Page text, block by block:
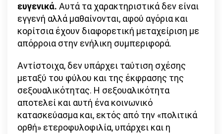
ευγενικά. Αυτά τα χαρακτηριστικά δεν είναι
εγγενή αλλά μαθαίνονται, αφού αγόρια και
κορίτσια έχουν διαφορετική μεταχείριση με
απόρροια στην ενήλικη συμπεριφορά.
Αντίστοιχα, δεν υπάρχει ταύτιση σχέσης
μεταξύ του φύλου και της έκφρασης της
σεξουαλικότητας. Η σεξουαλικότητα
αποτελεί και αυτή ένα κοινωνικό
κατασκεύασμα και, εκτός από την «πολιτικά
ορθή» ετεροφυλοφιλία, υπάρχει και η